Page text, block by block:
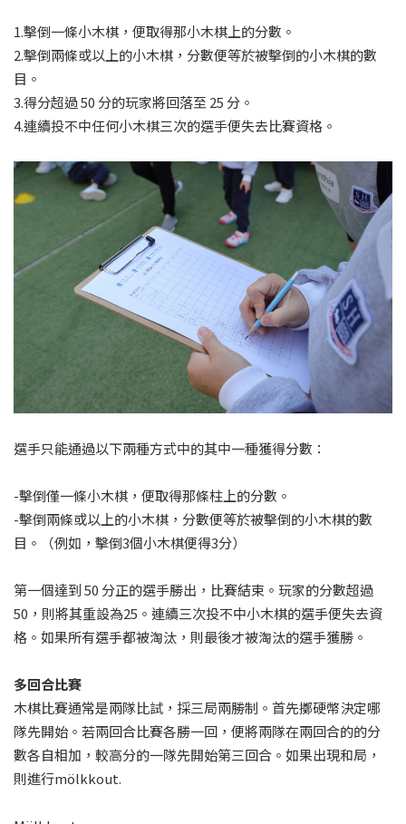
1.擊倒一條小木棋，便取得那小木棋上的分數。
2.擊倒兩條或以上的小木棋，分數便等於被擊倒的小木棋的數
目。
3.得分超過 50 分的玩家將回落至 25 分。
4.連續投不中任何小木棋三次的選手便失去比賽資格。
​選手只能通過以下兩種方式中的其中一種獲得分數：
-擊倒僅一條小木棋，便取得那條柱上的分數。
-擊倒兩條或以上的小木棋，分數便等於被擊倒的小木棋的數
目。（例如，擊倒3個小木棋便得3分）
第一個達到 50 分正的選手勝出，比賽結束。玩家的分數超過
50，則將其重設為25。連續三次投不中小木棋的選手便失去資
格。如果所有選手都被淘汰，則最後才被淘汰的選手獲勝。
多回合比賽
木棋比賽通常是兩隊比試，採三局兩勝制。首先擲硬幣決定哪
隊先開始。若兩回合比賽各勝一回，便將兩隊在兩回合的的分
數各自相加，較高分的一隊先開始第三回合。如果出現和局，
則進行mölkkout.